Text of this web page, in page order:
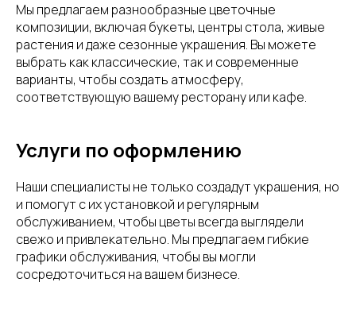
Мы предлагаем разнообразные цветочные
композиции, включая букеты, центры стола, живые
растения и даже сезонные украшения. Вы можете
выбрать как классические, так и современные
варианты, чтобы создать атмосферу,
соответствующую вашему ресторану или кафе.
Услуги по оформлению
Наши специалисты не только создадут украшения, но
и помогут с их установкой и регулярным
обслуживанием, чтобы цветы всегда выглядели
свежо и привлекательно. Мы предлагаем гибкие
графики обслуживания, чтобы вы могли
сосредоточиться на вашем бизнесе.